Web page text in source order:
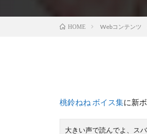
HOME Webコンテンツ
桃鈴ねね ボイス集に新
大きい声で読んでよ、ス